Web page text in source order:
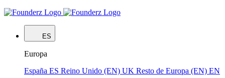
ES
Europa
España ES Reino Unido (EN) UK Resto de Europa (EN) EN